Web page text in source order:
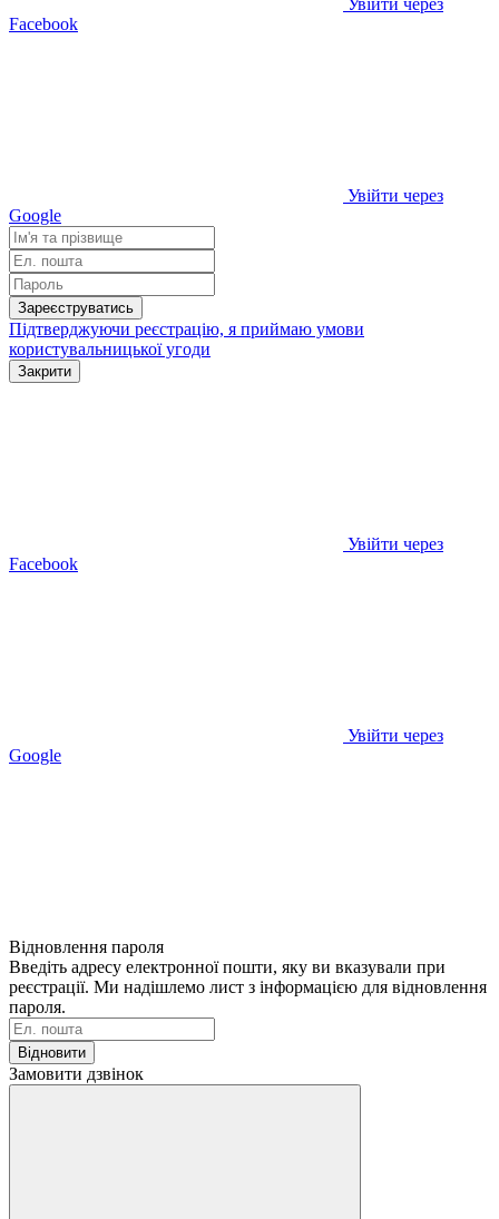
Facebook
Увійти через
Google
Зареєструватись
Підтверджуючи реєстрацію, я приймаю умови
користувальницької угоди
Закрити
Увійти через
Facebook
Увійти через
Google
Відновлення пароля
Введіть адресу електронної пошти, яку ви вказували при
реєстрації. Ми надішлемо лист з інформацією для відновлення
пароля.
Відновити
Замовити дзвінок